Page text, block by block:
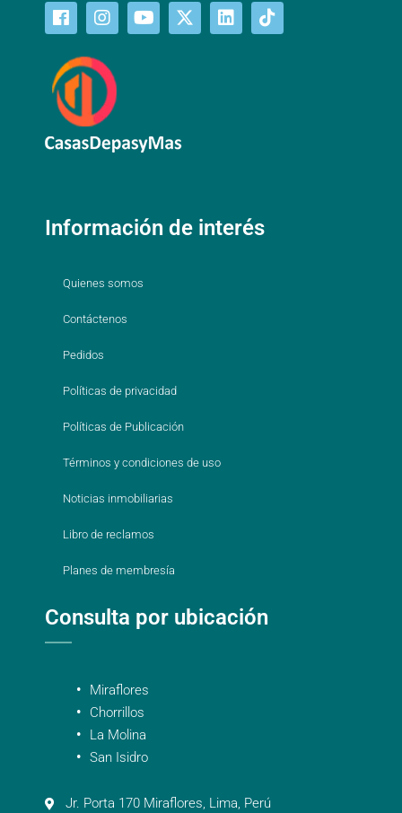
Información de interés
Quienes somos
Contáctenos
Pedidos
Políticas de privacidad
Políticas de Publicación
Términos y condiciones de uso
Noticias inmobiliarias
Libro de reclamos
Planes de membresía
Consulta por ubicación
Miraflores
Chorrillos
La Molina
San Isidro
Jr. Porta 170 Miraflores, Lima, Perú